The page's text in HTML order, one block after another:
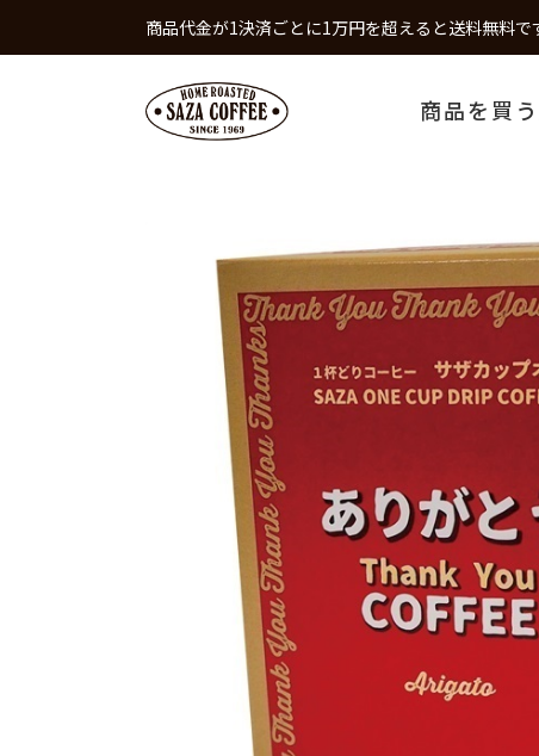
商品代金が1決済ごとに1万円を超えると送料無料で
商品を買う